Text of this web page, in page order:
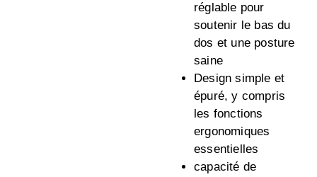
réglable pour
soutenir le bas du
dos et une posture
saine
Design simple et
épuré, y compris
les fonctions
ergonomiques
essentielles
capacité de